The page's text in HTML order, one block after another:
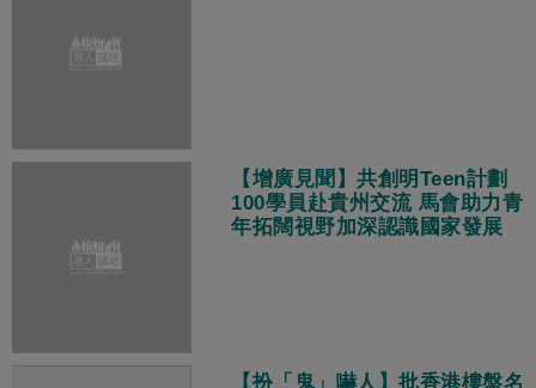
【增廣見聞】共創明Teen計劃
100學員赴貴州交流 馬會助力青
年拓闊視野加深認識國家發展
【扮「鬼」嚇人】批香港樓盤名